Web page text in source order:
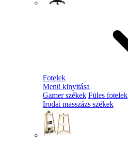
Fotelek
Menü kinyitása
Gamer székek Füles fotelek
Irodai masszázs székek